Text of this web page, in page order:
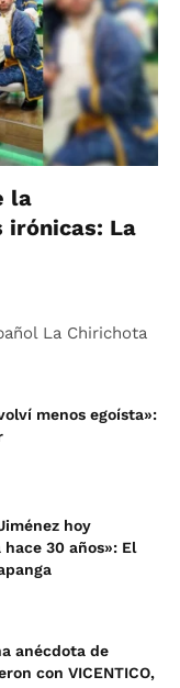
la
irónicas: La
La Chirichota
menos egoísta»:
hoy
30 años»: El
anécdota de
con VICENTICO,